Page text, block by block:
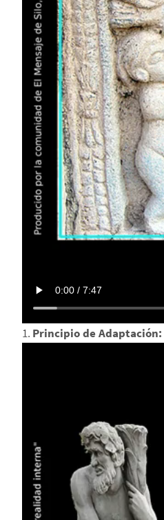
1. Principio de Adaptación: